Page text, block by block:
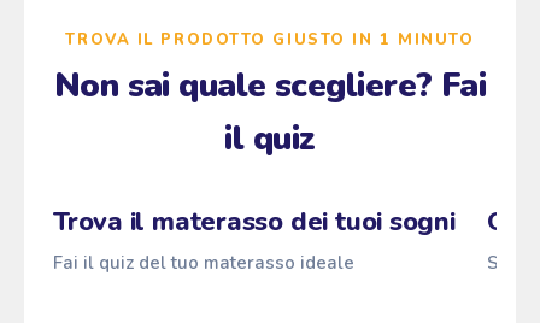
TROVA IL PRODOTTO GIUSTO IN 1 MINUTO
Non sai quale scegliere? Fai
il quiz
Trova il materasso dei tuoi sogni
Fai il quiz del tuo materasso ideale